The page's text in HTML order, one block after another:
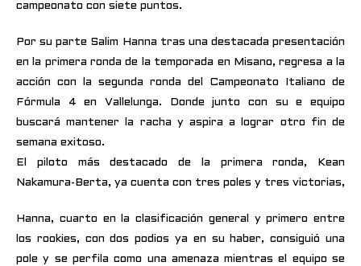
campeonato con siete puntos.
Por su parte Salim Hanna tras una destacada presentación
en la primera ronda de la temporada en Misano, regresa a la
acción con la segunda ronda del Campeonato Italiano de
Fórmula 4 en Vallelunga. Donde junto con su e equipo
buscará mantener la racha y aspira a lograr otro fin de
semana exitoso.
El piloto más destacado de la primera ronda, Kean
Nakamura-Berta, ya cuenta con tres poles y tres victorias,
Hanna, cuarto en la clasificación general y primero entre
los rookies, con dos podios ya en su haber, consiguió una
pole y se perfila como una amenaza mientras el equipo se